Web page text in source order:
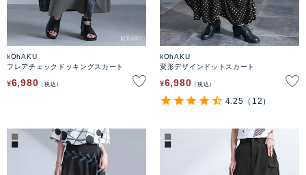
kOhAKU
フレアチェックドッキングスカート
¥6,980 税込
kOhAKU
変形デザインドットスカート
¥6,980 税込
4.25 （12）